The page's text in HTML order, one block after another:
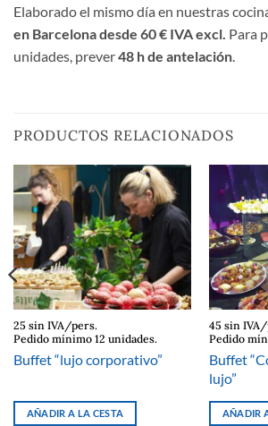
Elaborado el mismo día en nuestras
en Barcelona desde 60 € IVA excl. Para
unidades, prever48 h de antelación.
PRODUCTOS RELACIONADOS
25 sin IVA/pers.
Pedido mínimo 12 unidades.
Buffet “lujo corporativo”
AÑADIR A LA CESTA
45 sin
Pedido
Buffet
lujo”
AÑADIR